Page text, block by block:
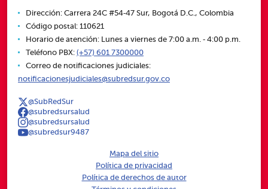
Dirección: Carrera 24C #54‑47 Sur, Bogotá D.C., Colombia
Código postal: 110621
Horario de atención: Lunes a viernes de 7:00 a.m. ‑ 4:00 p.m.
Teléfono PBX: (+57) 601 7300000
Correo de notificaciones judiciales:
notificacionesjudiciales@subredsur.gov.co
@SubRedSur
@subredsursalud
@subredsursalud
@subredsur9487
Mapa del sitio
Política de privacidad
Política de derechos de autor